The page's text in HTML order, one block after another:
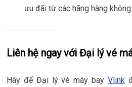
ưu đãi từ các hãng hàng
Liên hệ ngay với Đại lý vé
Hãy để Đại lý vé máy bay Vlink